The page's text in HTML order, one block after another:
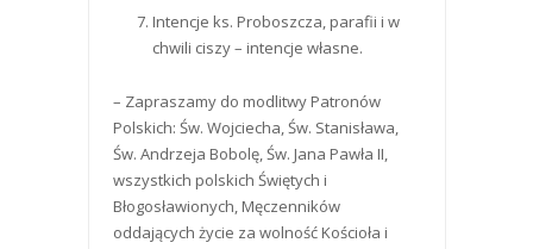
Intencje ks. Proboszcza, parafii i w
chwili ciszy – intencje własne.
– Zapraszamy do modlitwy Patronów
Polskich: Św. Wojciecha, Św. Stanisława,
Św. Andrzeja Bobolę, Św. Jana Pawła II,
wszystkich polskich Świętych i
Błogosławionych, Męczenników
oddających życie za wolność Kościoła i